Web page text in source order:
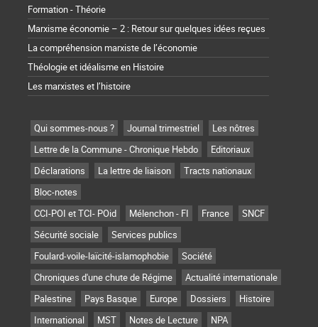
Formation - Théorie
Marxisme économie – 2 : Retour sur quelques idées reçues
La compréhension marxiste de l’économie
Théologie et idéalisme en Histoire
Les marxistes et l’histoire
Qui sommes-nous ? Journal trimestriel
Les nôtres
Lettre de la Commune - Chronique Hebdo
Editoriaux
Déclarations
La lettre de liaison
Tracts nationaux
Bloc-notes
CCI-POI et TCI- POid
Mélenchon - FI France
SNCF
Sécurité sociale
Services publics
Foulard-voile-laïcité-islamophobie
Société
Chroniques d'une chute de Régime
Actualité internationale
Palestine
Pays Basque Europe Dossiers
Histoire
International
MST Notes de Lecture
NPA